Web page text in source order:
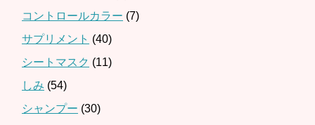
コントロールカラー (7)
サプリメント (40)
シートマスク (11)
しみ (54)
シャンプー (30)